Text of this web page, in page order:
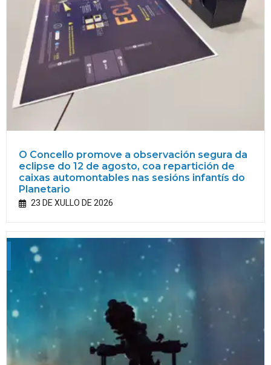
O Concello promove a observación segura da
eclipse do 12 de agosto, coa repartición de
caixas automontables nas sesións infantís do
Planetario
23 DE XULLO DE 2026